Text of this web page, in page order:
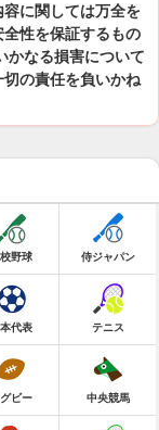
に関しては万全を
性を保証するもの
かなる損害について
の責任を負いかね
野球 侍ジャパン
本代表 テニス
ビー 中央競馬